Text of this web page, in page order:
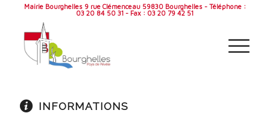
Mairie Bourghelles 9 rue Clémenceau 59830 Bourghelles - Téléphone :
03 20 84 50 31 - Fax : 03 20 79 42 51
INFORMATIONS